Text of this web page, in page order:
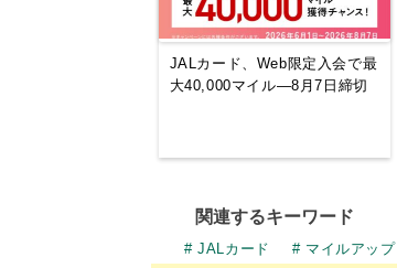
JALカード、Web限定入会で最
大40,000マイル—8月7日締切
関連するキーワード
JALカード マイルアップ